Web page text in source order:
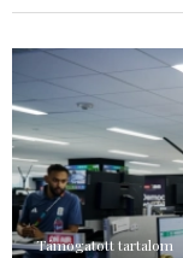
Támogatott tartalom